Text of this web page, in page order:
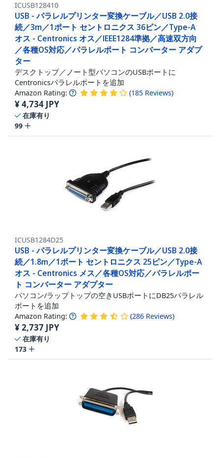
ICUSB128410
USB - パラレルプリンター変換ケーブル／USB 2.0接
続／3m／1ポート セントロニクス 36ピン／Type-A
オス - Centronics オス／IEEE1284準拠／高速双方向
／各種OS対応／パラレルポート コンバーター アダプ
ター
デスクトップ／ノート型パソコンのUSBポートに
Centronicsパラレルポートを追加
Amazon Rating: (185 Reviews)
¥4,734 JPY
在庫有り
99
ICUSB1284D25
USB - パラレルプリンター変換ケーブル／USB 2.0接
続／1.8m／1ポート セントロニクス 25ピン／Type-A
オス - Centronics メス／各種OS対応／パラレルポー
ト コンバーター アダプター
パソコン/ラップトップの空きUSBポートにDB25パラレル
ポートを追加
Amazon Rating: (286 Reviews)
¥2,737 JPY
在庫有り
173